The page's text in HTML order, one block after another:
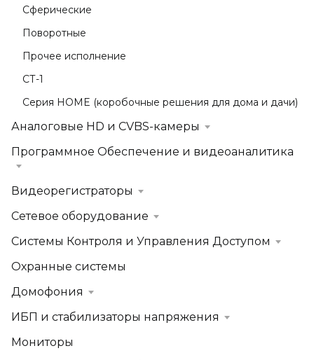
Сферические
Поворотные
Прочее исполнение
СТ-1
Серия HOME (коробочные решения для дома и дачи)
Аналоговые HD и CVBS-камеры
Программное Обеспечение и видеоаналитика
Видеорегистраторы
Сетевое оборудование
Системы Контроля и Управления Доступом
Охранные системы
Домофония
ИБП и стабилизаторы напряжения
Мониторы